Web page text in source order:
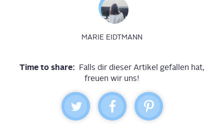
MARIE EIDTMANN
Time to share: Falls dir dieser Artikel gefallen hat,
freuen wir uns!